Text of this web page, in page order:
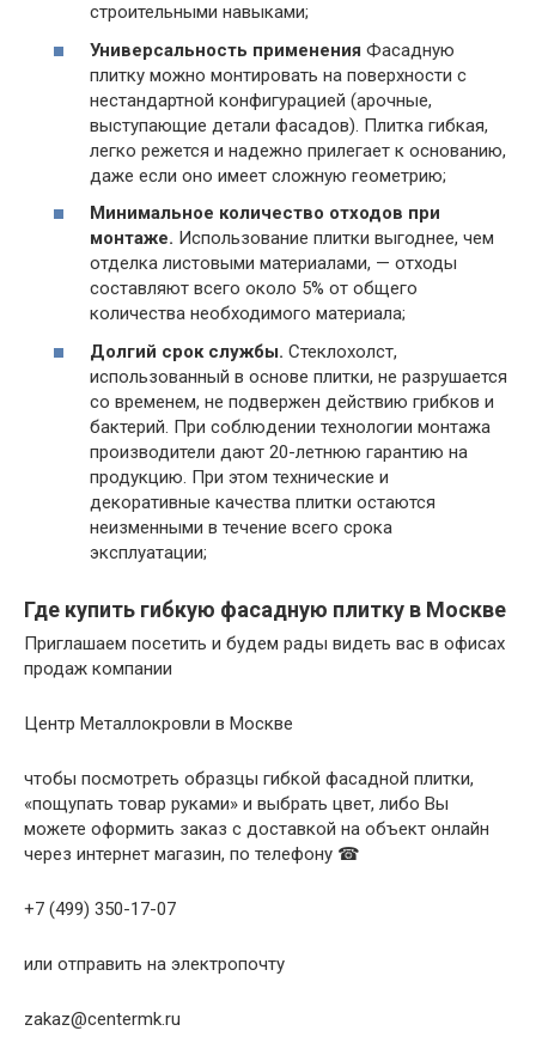
строительными навыками;
Универсальность применения Фасадную
плитку можно монтировать на поверхности с
нестандартной конфигурацией (арочные,
выступающие детали фасадов). Плитка гибкая,
легко режется и надежно прилегает к основанию,
даже если оно имеет сложную геометрию;
Минимальное количество отходов при
монтаже. Использование плитки выгоднее, чем
отделка листовыми материалами, — отходы
составляют всего около 5% от общего
количества необходимого материала;
Долгий срок службы. Стеклохолст,
использованный в основе плитки, не разрушается
со временем, не подвержен действию грибков и
бактерий. При соблюдении технологии монтажа
производители дают 20-летнюю гарантию на
продукцию. При этом технические и
декоративные качества плитки остаются
неизменными в течение всего срока
эксплуатации;
Где купить гибкую фасадную плитку в Москве
Приглашаем посетить и будем рады видеть вас в офисах
продаж компании
Центр Металлокровли в Москве
чтобы посмотреть образцы гибкой фасадной плитки,
«пощупать товар руками» и выбрать цвет, либо Вы
можете оформить заказ с доставкой на объект онлайн
через интернет магазин, по телефону ☎
+7 (499) 350-17-07
или отправить на электропочту
zakaz@centermk.ru